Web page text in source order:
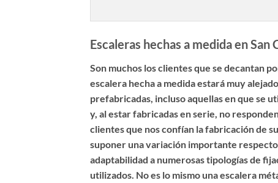
Escaleras hechas a medida en
Son muchos los clientes que se decantan
escalera hecha a medida estará muy
prefabricadas, incluso aquellas en que se
y, al estar fabricadas en serie, no
clientes que nos confían lafabricación de
suponer una variación importante
adaptabilidad a numerosas tipologías de
utilizados. No es lo mismo una escalera